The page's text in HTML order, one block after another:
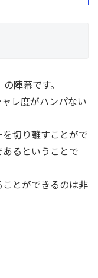
陣幕です。
レ度がハンパない
切り離すことがで
るということで
とができるのは非